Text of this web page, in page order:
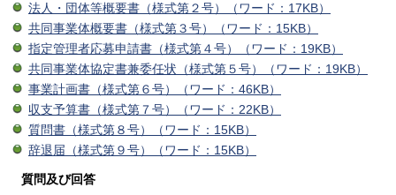
法人・団体等概要書（様式第２号）（ワード：17KB）
共同事業体概要書（様式第３号）（ワード：15KB）
指定管理者応募申請書（様式第４号）（ワード：19KB）
共同事業体協定書兼委任状（様式第５号）（ワード：19KB）
事業計画書（様式第６号）（ワード：46KB）
収支予算書（様式第７号）（ワード：22KB）
質問書（様式第８号）（ワード：15KB）
辞退届（様式第９号）（ワード：15KB）
質問及び回答